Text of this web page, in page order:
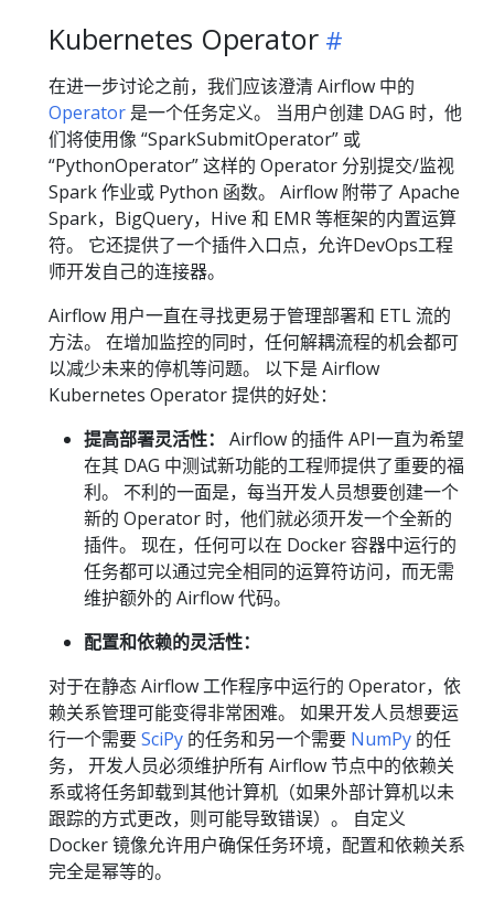
Kubernetes Operator
在进一步讨论之前，我们应该澄清 Airflow 中的
Operator 是一个任务定义。 当用户创建 DAG 时，他
们将使用像 “SparkSubmitOperator” 或
“PythonOperator” 这样的 Operator 分别提交/监视
Spark 作业或 Python 函数。 Airflow 附带了 Apache
Spark，BigQuery，Hive 和 EMR 等框架的内置运算
符。 它还提供了一个插件入口点，允许DevOps工程
师开发自己的连接器。
Airflow 用户一直在寻找更易于管理部署和 ETL 流的
方法。 在增加监控的同时，任何解耦流程的机会都可
以减少未来的停机等问题。 以下是 Airflow
Kubernetes Operator 提供的好处：
提高部署灵活性：
Airflow 的插件 API一直为希望
在其 DAG 中测试新功能的工程师提供了重要的福
利。 不利的一面是，每当开发人员想要创建一个
新的 Operator 时，他们就必须开发一个全新的
插件。 现在，任何可以在 Docker 容器中运行的
任务都可以通过完全相同的运算符访问，而无需
维护额外的 Airflow 代码。
配置和依赖的灵活性：
对于在静态 Airflow 工作程序中运行的 Operator，依
赖关系管理可能变得非常困难。 如果开发人员想要运
行一个需要SciPy 的任务和另一个需要 NumPy 的任
务， 开发人员必须维护所有 Airflow 节点中的依赖关
系或将任务卸载到其他计算机（如果外部计算机以未
跟踪的方式更改，则可能导致错误）。 自定义
Docker 镜像允许用户确保任务环境，配置和依赖关系
完全是幂等的。